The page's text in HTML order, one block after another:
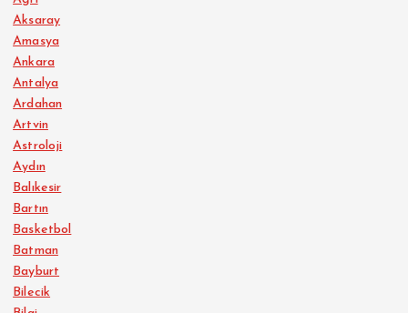
Aksaray
Amasya
Ankara
Antalya
Ardahan
Artvin
Astroloji
Aydın
Balıkesir
Bartın
Basketbol
Batman
Bayburt
Bilecik